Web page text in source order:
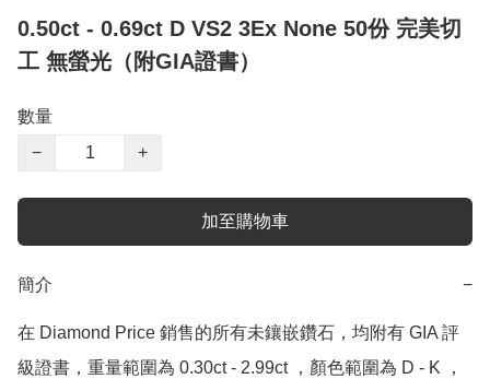
0.50ct - 0.69ct D VS2 3Ex None 50份 完美切
工 無螢光（附GIA證書）
數量
−
+
加至購物車
簡介 −
在 Diamond Price 銷售的所有未鑲嵌鑽石，均附有 GIA 評
級證書，重量範圍為 0.30ct - 2.99ct ，顏色範圍為 D - K ，